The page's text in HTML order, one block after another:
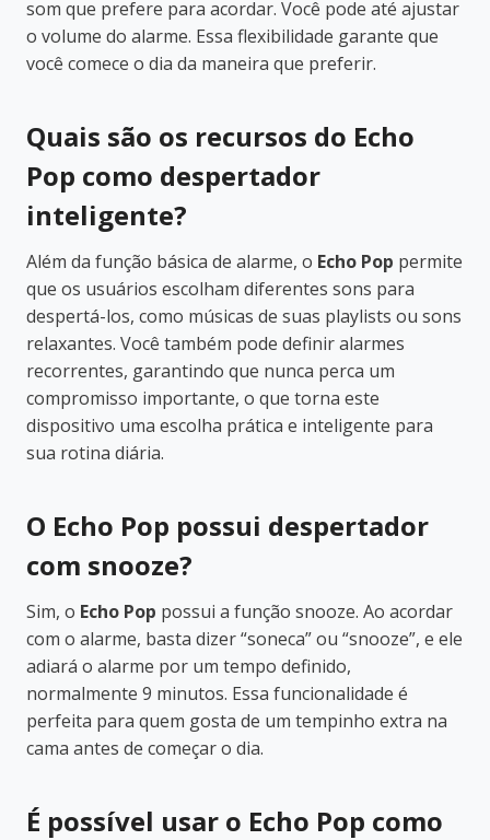
som que prefere para acordar. Você pode até ajustar
o volume do alarme. Essa flexibilidade garante que
você comece o dia da maneira que preferir.
Quais são os recursos do Echo
Pop como despertador
inteligente?
Além da função básica de alarme, o Echo Pop permite
que os usuários escolham diferentes sons para
despertá-los, como músicas de suas playlists ou sons
relaxantes. Você também pode definir alarmes
recorrentes, garantindo que nunca perca um
compromisso importante, o que torna este
dispositivo uma escolha prática e inteligente para
sua rotina diária.
O Echo Pop possui despertador
com snooze?
Sim, o Echo Pop possui a função snooze. Ao acordar
com o alarme, basta dizer “soneca” ou “snooze”, e ele
adiará o alarme por um tempo definido,
normalmente 9 minutos. Essa funcionalidade é
perfeita para quem gosta de um tempinho extra na
cama antes de começar o dia.
É possível usar o Echo Pop como